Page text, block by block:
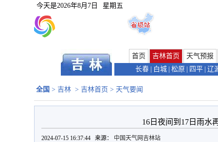
今天是2026年8月7日 星期五
首页 吉林首页
天气预报
长春
白城 松原 四平 辽
全国 > 吉林 > 吉林首页 > 天气要闻
16日夜间到17日雨水
2024-07-15 16:37:44 来源： 中国天气网吉林站